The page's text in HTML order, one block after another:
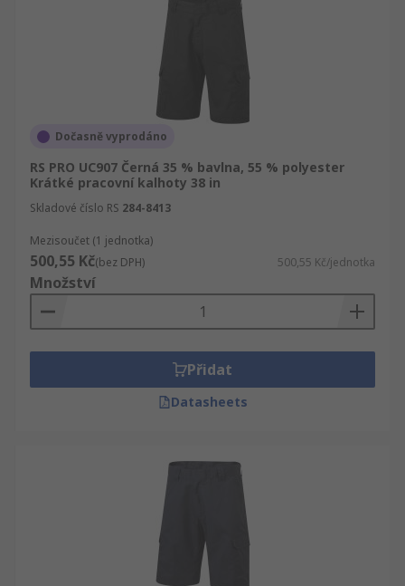
Dočasně vyprodáno
RS PRO UC907 Černá 35 % bavlna, 55 % polyester
Krátké pracovní kalhoty 38 in
Skladové číslo RS 284-8413
Mezisoučet (1 jednotka)
500,55 Kč(bez DPH) 500,55 Kč/jednotka
Množství
Přidat
Datasheets